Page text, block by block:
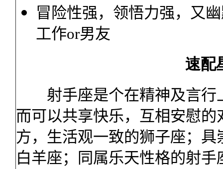
冒险性强，领悟力强，又
工作or男友
速配
射手座是个在精神及言行
而可以共享快乐，互相安慰
方，生活观一致的狮子座；
白羊座；同属乐天性格的射